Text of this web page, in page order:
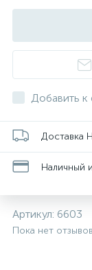
Добавить
Доставка
Наличный
Артикул: 6603
Пока нет отзывов